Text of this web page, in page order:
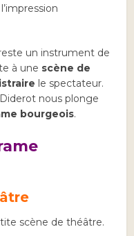
un instrument de
à une scène de
le spectateur.
nous plonge
bourgeois.
scène de théâtre.